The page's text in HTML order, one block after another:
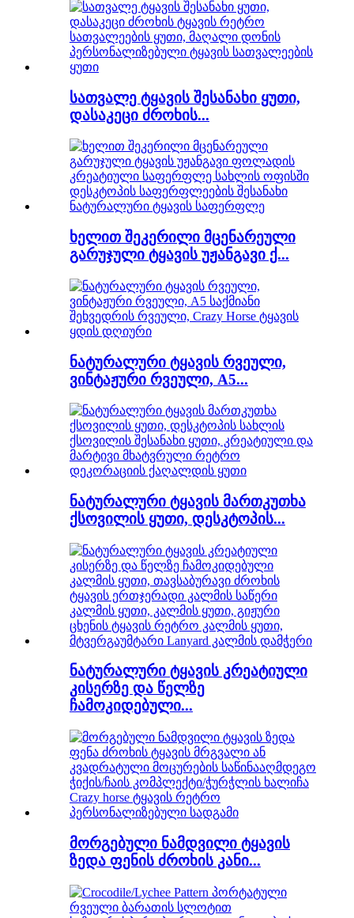
სათვალე ტყავის შესანახი ყუთი,
დასაკეცი ძროხის...
ხელით შეკერილი მცენარეული
გარუჯული ტყავის უჟანგავი ქ...
ნატურალური ტყავის რვეული,
ვინტაჟური რვეული, A5...
ნატურალური ტყავის მართკუთხა
ქსოვილის ყუთი, დესკტოპის...
ნატურალური ტყავის კრეატიული
კისერზე და წელზე
ჩამოკიდებული...
მორგებული ნამდვილი ტყავის
ზედა ფენის ძროხის კანი...